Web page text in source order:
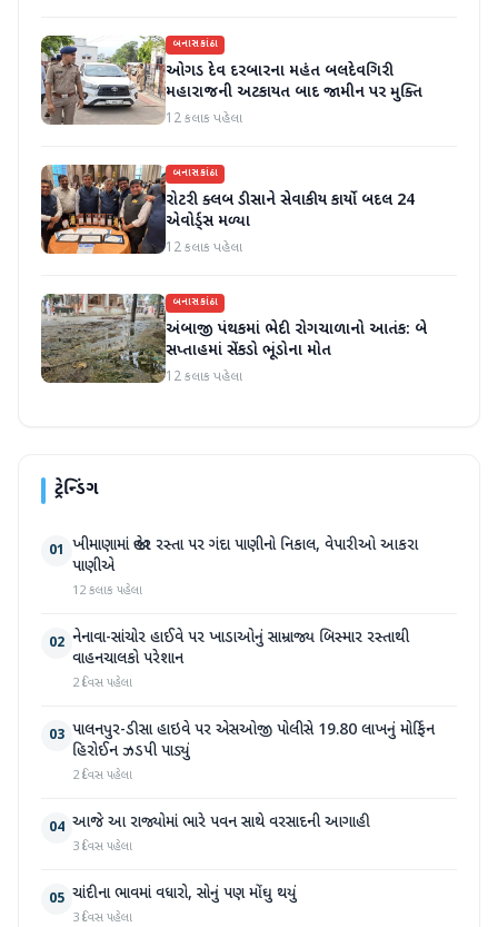
બનાસકાંઠા
ઓગડ દેવ દરબારના મહંત બલદેવગિરી
મહારાજની અટકાયત બાદ જામીન પર મુક્તિ
12 કલાક પહેલા
બનાસકાંઠા
રોટરી ક્લબ ડીસાને સેવાકીય કાર્યો બદલ 24
એવોર્ડ્સ મળ્યા
12 કલાક પહેલા
બનાસકાંઠા
અંબાજી પંથકમાં ભેદી રોગચાળાનો આતંક: બે
સપ્તાહમાં સેંકડો ભૂંડોના મોત
12 કલાક પહેલા
ટ્રેન્ડિંગ
01 ખીમાણામાં જાહેર રસ્તા પર ગંદા પાણીનો નિકાલ, વેપારીઓ આકરા
પાણીએ
12 કલાક પહેલા
02 નેનાવા-સાંચોર હાઈવે પર ખાડાઓનું સામ્રાજ્ય બિસ્માર રસ્તાથી
વાહનચાલકો પરેશાન
2 દિવસ પહેલા
03 પાલનપુર-ડીસા હાઇવે પર એસઓજી પોલીસે 19.80 લાખનું મોર્ફિન
હિરોઈન ઝડપી પાડ્યું
2 દિવસ પહેલા
04 આજે આ રાજ્યોમાં ભારે પવન સાથે વરસાદની આગાહી
3 દિવસ પહેલા
05 ચાંદીના ભાવમાં વધારો, સોનું પણ મોંઘુ થયું
3 દિવસ પહેલા